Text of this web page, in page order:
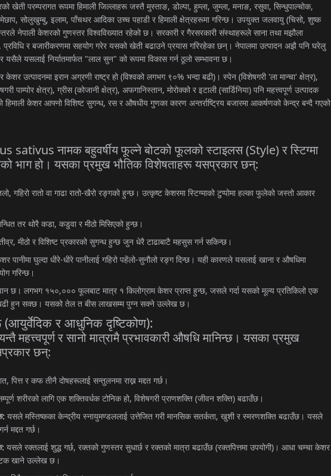
खेती परम्परागत रूपमा हिमाली जिल्लाहरू जस्तै मुस्ताङ, डोल्पा, हुम्ला, जुम्ला, मनाङ, रसुवा, सिन्धुपाल्चोक,
, सोलुखुम्बु, इलाम, पाँचथर आदिका उच्च पहाडी र हिमाली क्षेत्रहरूमा गरिन्छ। उपयुक्त जलवायु (चिसो, शुष्क
नेपाली केशरको गुणस्तर विश्वविख्यात रहेको छ। सरकारी र गैरसरकारी संस्थाहरूले साना तथा मझौला
, प्रविधि र बजारीकरणमा सहयोग गरेर यसको खेती बढाउने प्रयास गरिरहेका छन्। नेपालमा उत्पादन अझै पनि घरेलु
र यसैले यसलाई निर्यातमार्फत "लाल सुन" को रूपमा विकास गर्न ठूलो सम्भावना छ।
केशर उत्पादनमा इरान अग्रणी राष्ट्र हो(विश्वको लगभग ९०% भन्दा बढी) । स्पेन (विशेषगरी'ला मान्चा' क्षेत्र),
पाम्पोर क्षेत्र), ग्रीस(कोजानी क्षेत्र), अफगानिस्तान, मोरोक्को र इटाली(सार्डिनिया) पनि महत्त्वपूर्ण उत्पादक
हिमाली केशर आफ्नो विशिष्ट सुगन्ध, रस र औषधीय गुणका कारण अन्तर्राष्ट्रिय बजारमा आकर्षणको केन्द्र बन्दै गएको
sativusनामक बहुवर्षीय फूल्ने बोटको फूलको स्टाइलस(Style)र स्टिग्मा
भाग हो। यसका प्रमुख भौतिक विशेषताहरू यसप्रकार छन्:
, गहिरो रातो वा गाढा रातो-खैरो रङ्गको हुन्छ। उत्कृष्ट केशरमा स्टिग्माको टुप्पोमा हल्का फुलेको जस्तो आकार
तर थोरै कडा, कडुवा र मीठो मिसिएको हुन्छ।
, मीठो र विशिष्ट प्रकारको सुगन्ध हुन्छ जुन धेरै टाढाबाटै महसुस गर्न सकिन्छ।
पानीमा घुल्दा धीरे-धीरे पानीलाई गहिरो पहेंलो-सुनौलो रङ्ग दिन्छ। यही कारणले यसलाई खाना र औषधिमा
गरिन्छ।
छ। लगभग १५०,००० फूलबाट मात्र १ किलोग्राम केशर प्राप्त हुन्छ, जसले गर्दा यसको मूल्य प्रतिकिलो एक
हुन सक्छ। यसको तेल त बीस लाखसम्म पुग्न सक्ने उल्लेख छ।
(आयुर्वेदिक र आधुनिक दृष्टिकोण):
महत्त्वपूर्ण र सानो मात्रामै प्रभावकारी औषधि मानिन्छ। यसका प्रमुख
छन्:
, पित्त र कफ तीनै दोषहरूलाई सन्तुलनमा राख्न मद्दत गर्छ।
शरीरको लागि एक शक्तिवर्धक टोनिक हो, विशेषगरी प्राणशक्ति (जीवन शक्ति) बढाउँछ।
: यसले मस्तिष्कका केन्द्रीय स्नायुमण्डललाई उत्तेजित गरी मानसिक सतर्कता, खुशी र स्मरणशक्ति बढाउँछ। यसले
गर्न मद्दत गर्छ।
: यसले रक्तलाई शुद्ध गर्छ, रक्तको गुणस्तर सुधार्छ र रक्तको मात्रा बढाउँछ (रक्तपित्तमा उपयोगी) । आधा चम्चा केशर
खाने उल्लेख छ।